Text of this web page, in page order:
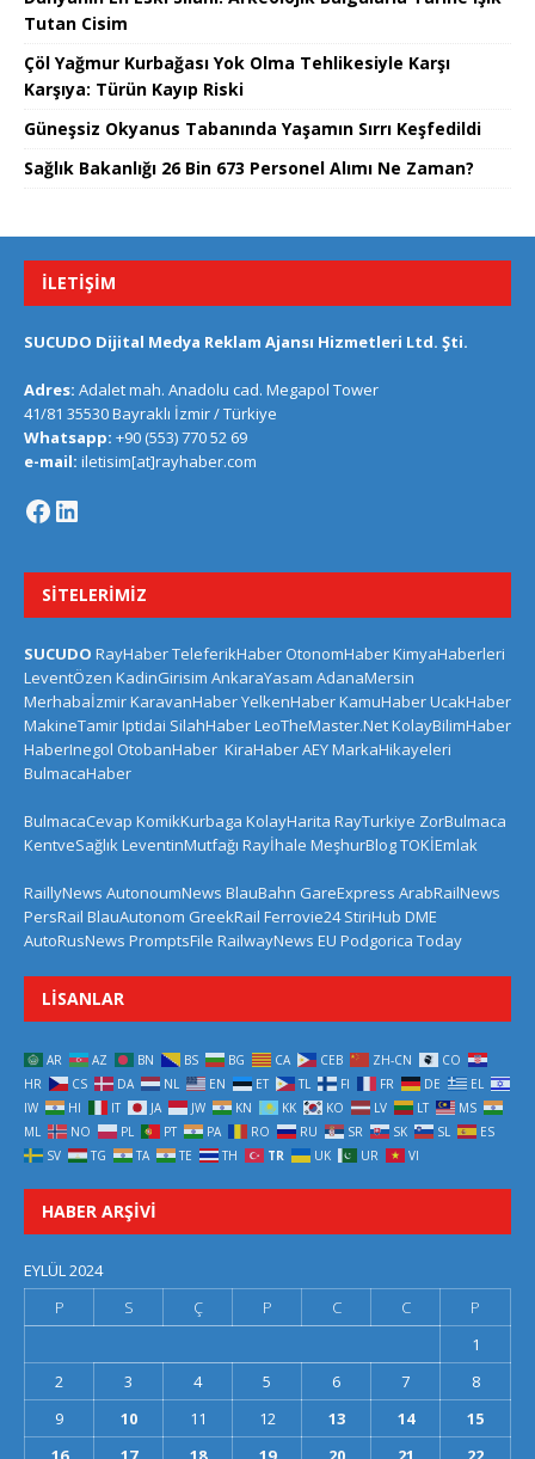
Tutan Cisim
Çöl Yağmur Kurbağası Yok Olma Tehlikesiyle Karşı
Karşıya: Türün Kayıp Riski
Güneşsiz Okyanus Tabanında Yaşamın Sırrı Keşfedildi
Sağlık Bakanlığı 26 Bin 673 Personel Alımı Ne Zaman?
İLETIŞIM
SUCUDO Dijital Medya Reklam Ajansı Hizmetleri Ltd. Şti.
Adres: Adalet mah. Anadolu cad. Megapol Tower
41/81 35530 Bayraklı İzmir / Türkiye
Whatsapp: +90 (553) 770 52 69
e-mail: iletisim[at]rayhaber.com
SITELERIMIZ
SUCUDO RayHaberTeleferikHaber OtonomHaberKimyaHaberleri
LeventÖzen KadinGirisim AnkaraYasam AdanaMersin
MerhabaİzmirKaravanHaberYelkenHaberKamuHaberUcakHaber
MakineTamirIptidai SilahHaberLeoTheMaster.NetKolayBilimHaber
HaberInegol OtobanHaber KiraHaberAEYMarkaHikayeleri
BulmacaHaber
BulmacaCevap KomikKurbaga KolayHarita RayTurkiye ZorBulmaca
KentveSağlıkLeventinMutfağı Rayİhale MeşhurBlogTOKİEmlak
RaillyNews AutonoumNews BlauBahn GareExpress ArabRailNews
PersRail BlauAutonom GreekRail Ferrovie24 StiriHub DME
AutoRusNews PromptsFile RailwayNews EU Podgorica Today
LISANLAR
AR AZ BN BS BG CA CEB ZH-CN
CO
HR
CS DA NL EN ET TL FI FR DE
EL
IW
HI IT JA JW KN KK KO LV LT
MS
ML
NO PL PT PA RO RU SR SK SL
ES
SV
TG TA TE TH TR UK UR VI
HABER ARŞIVI
EYLÜL 2024
P
S Ç P C C
P
1
2
3 4 5 6 7
8
9
10 11 12 13 14
15